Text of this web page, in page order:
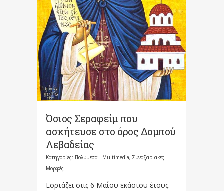
Όσιος Σεραφείμ που
ασκήτευσε στο όρος Δομπού
Λεβαδείας
Κατηγορίες: Πολυμέσα - Multimedia, Συναξαριακές
Μορφές
Εορτάζει στις 6 Μαΐου εκάστου έτους.